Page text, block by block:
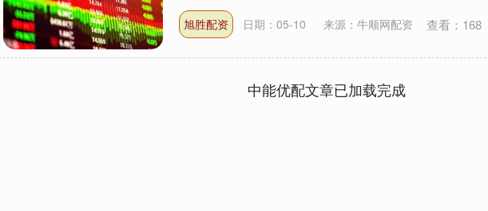
旭胜配资 日期：05-10 来源：牛顺网配资 查看： 168
中能优配文章已加载完成